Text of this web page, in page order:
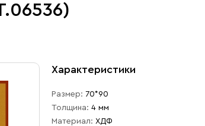
Характеристики
Размер: 70*90
Толщина: 4 мм
Материал: ХДФ